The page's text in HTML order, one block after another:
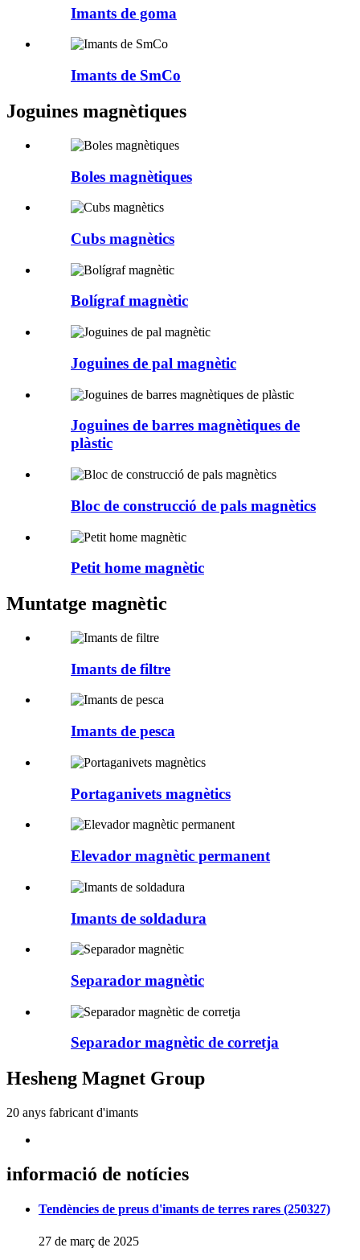
Imants de goma
Imants de SmCo
Joguines magnètiques
Boles magnètiques
Cubs magnètics
Bolígraf magnètic
Joguines de pal magnètic
Joguines de barres magnètiques de
plàstic
Bloc de construcció de pals magnètics
Petit home magnètic
Muntatge magnètic
Imants de filtre
Imants de pesca
Portaganivets magnètics
Elevador magnètic permanent
Imants de soldadura
Separador magnètic
Separador magnètic de corretja
Hesheng Magnet Group
20 anys fabricant d'imants
informació de notícies
Tendències de preus d'imants de terres rares (250327)
27 de març de 2025